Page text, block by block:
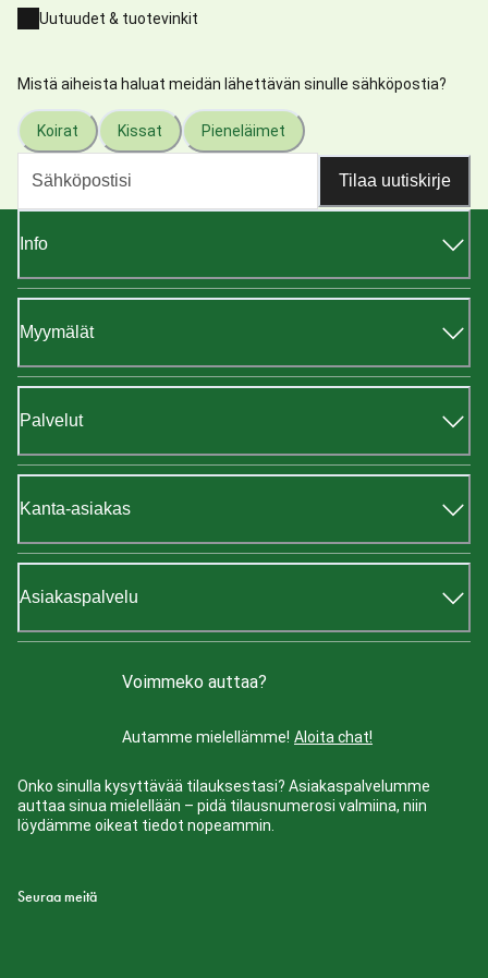
Uutuudet & tuotevinkit
Mistä aiheista haluat meidän lähettävän sinulle sähköpostia?
Koirat Kissat Pieneläimet
Tilaa uutiskirje
Info
Myymälät
Palvelut
Kanta-asiakas
Asiakaspalvelu
Voimmeko auttaa?
Autamme mielellämme! Aloita chat!
Onko sinulla kysyttävää tilauksestasi? Asiakaspalvelumme
auttaa sinua mielellään – pidä tilausnumerosi valmiina, niin
löydämme oikeat tiedot nopeammin.
Seuraa meitä